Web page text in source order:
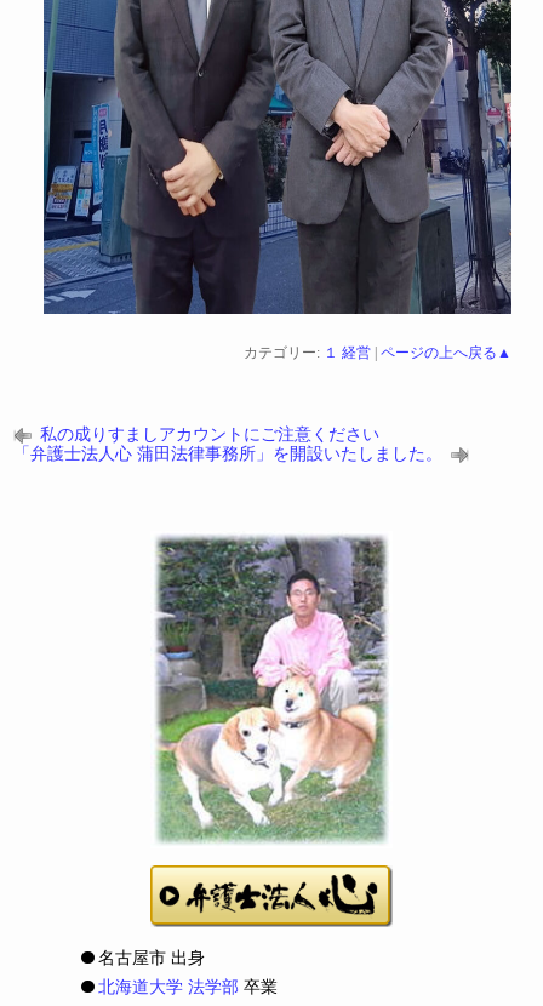
カテゴリー: １ 経営| ページの上へ戻る▲
私の成りすましアカウントにご注意ください
「弁護士法人心 蒲田法律事務所」を開設いたしました。
名古屋市 出身
北海道大学 法学部 卒業